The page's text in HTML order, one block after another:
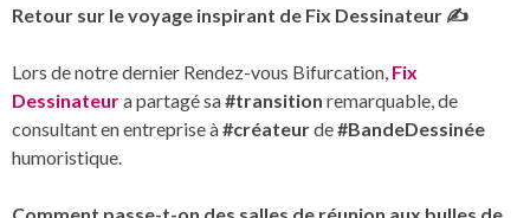
Retour sur le voyage inspirant de Fix Dessinateur ✍️
Lors de notre dernier Rendez-vous Bifurcation, Fix
Dessinateura partagé sa#transition remarquable, de
consultant en entreprise à#créateurde#BandeDessinée
humoristique.
Comment passe-t-on des salles de réunion aux bulles de